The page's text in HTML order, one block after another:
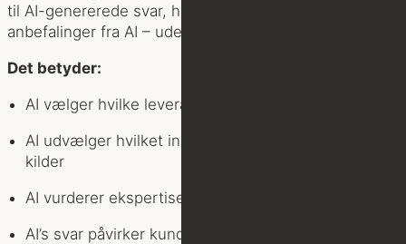
til AI-genererede svar, hvor kunder får direkte
anbefalinger fra AI – uden at besøge Google.
Det betyder:
AI vælger hvilke leverandører, der anbefales
AI udvælger hvilket indhold, der anvendes som
kilder
AI vurderer ekspertise ud fra digitalt aftryk
AI’s svar påvirker kundernes valg